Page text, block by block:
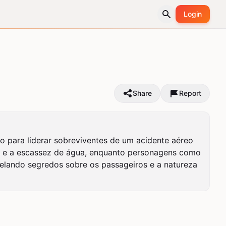
Login
Share Report
para liderar sobreviventes de um acidente aéreo
a escassez de água, enquanto personagens como
segredos sobre os passageiros e a natureza